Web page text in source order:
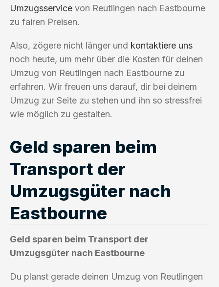
Umzugsservice von Reutlingen nach Eastbourne
zu fairen Preisen.
Also, zögere nicht länger und kontaktiere uns
noch heute, um mehr über die Kosten für deinen
Umzug von Reutlingen nach Eastbourne zu
erfahren. Wir freuen uns darauf, dir bei deinem
Umzug zur Seite zu stehen und ihn so stressfrei
wie möglich zu gestalten.
Geld sparen beim
Transport der
Umzugsgüter nach
Eastbourne
Geld sparen beim Transport der
Umzugsgüter nach Eastbourne
Du planst gerade deinen Umzug von Reutlingen